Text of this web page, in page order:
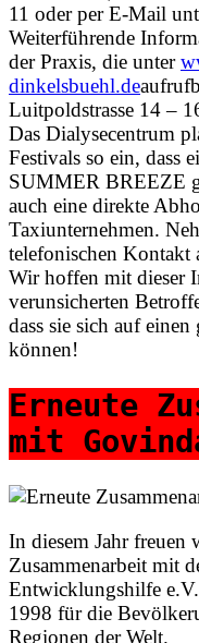
11 oder per E-Mail
Weiterführende
der Praxis, die unter
dinkelsbuehl.de
Luitpoldstrasse 14 –
Das Dialysecentrum
Festivals so ein, dass
SUMMER BREEZE
auch eine direkte
Taxiunternehmen.
telefonischen Kontakt
Wir hoffen mit dieser
verunsicherten
dass sie sich auf
können!
Erneute
mit
In diesem Jahr freuen
Zusammenarbeit mit
Entwicklungshilfe
1998 für die
Regionen der Welt.